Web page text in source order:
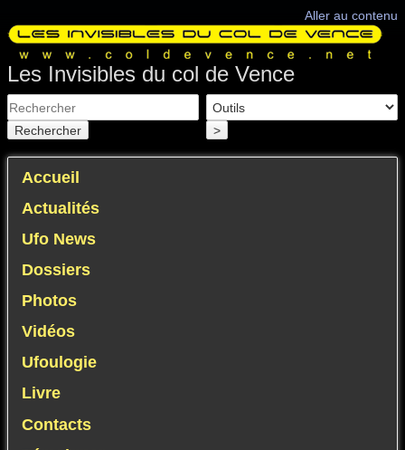
Aller au contenu
Les Invisibles du col de Vence
Rechercher >
Accueil
Actualités
Ufo News
Dossiers
Photos
Vidéos
Ufoulogie
Livre
Contacts